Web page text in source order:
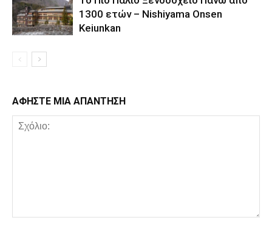
1300 ετών – Nishiyama Onsen
Keiunkan
ΑΦΗΣΤΕ ΜΙΑ ΑΠΑΝΤΗΣΗ